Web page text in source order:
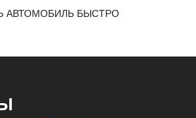
АВТОМОБИЛЬ БЫСТРО